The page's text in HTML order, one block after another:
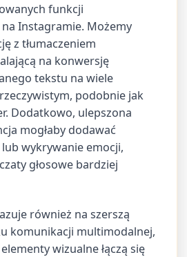
funkcji
Instagramie. Możemy
z tłumaczeniem
na konwersję
tekstu na wiele
podobnie jak
Dodatkowo, ulepszona
mogłaby dodawać
wykrywanie emocji,
głosowe bardziej
również na szerszą
komunikacji multimodalnej,
wizualne łączą się